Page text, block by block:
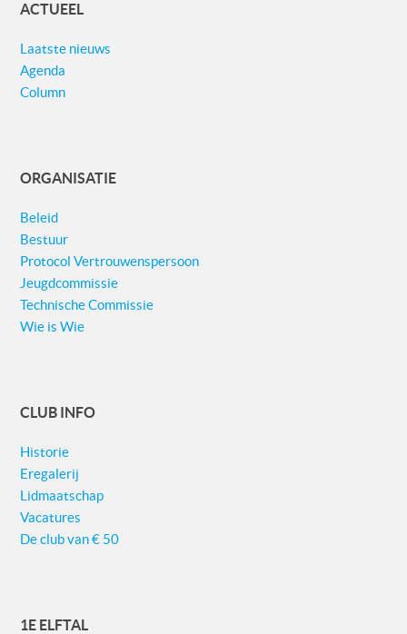
ACTUEEL
Laatste nieuws
Agenda
Column
ORGANISATIE
Beleid
Bestuur
Protocol Vertrouwenspersoon
Jeugdcommissie
Technische Commissie
Wie is Wie
CLUB INFO
Historie
Eregalerij
Lidmaatschap
Vacatures
De club van € 50
1E ELFTAL